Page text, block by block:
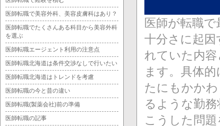
医師が転職
十分さに起
れていた内
ます。具体
たにもかか
るような勤
こうした問
医師転職で美容外科、美容皮膚科はあり？
医師転職でたくさんある科目から美容外科
を選ぶ
医師転職エージェント利用の注意点
医師転職北海道は条件交渉なしで行いたい
医師転職北海道はトレンドを考慮
医師転職の今と昔の違い
医師転職(製薬会社)前の準備
医師転職の記事